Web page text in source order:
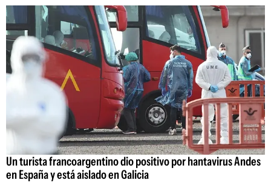
Un turista francoargentino dio positivo por hantavirus Andes
en España y está aislado en Galicia